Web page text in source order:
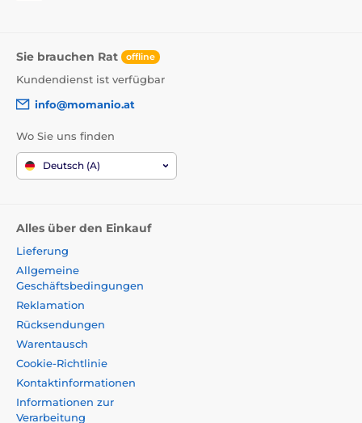
Sie brauchen Rat offline
Kundendienst ist verfügbar
info@momanio.at
Wo Sie uns finden
Deutsch (A)
Alles über den Einkauf
Lieferung
Allgemeine
Geschäftsbedingungen
Reklamation
Rücksendungen
Warentausch
Cookie-Richtlinie
Kontaktinformationen
Informationen zur
Verarbeitung